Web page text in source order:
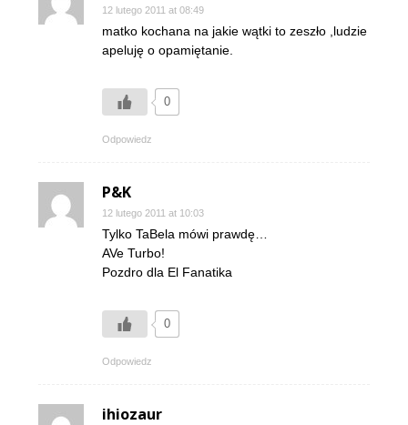
12 lutego 2011 at 08:49
matko kochana na jakie wątki to zeszło ,ludzie
apeluję o opamiętanie.
0
Odpowiedz
P&K
12 lutego 2011 at 10:03
Tylko TaBela mówi prawdę…
AVe Turbo!
Pozdro dla El Fanatika
0
Odpowiedz
ihiozaur